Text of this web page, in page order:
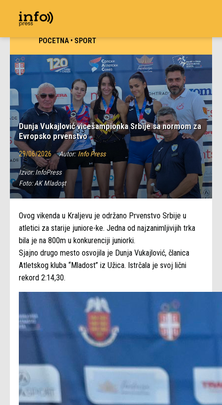
POČETNA•SPORT
Dunja Vukajlović vicešampionka Srbije sa normom za
Evropsko prvenstvo
29/06/2026 Autor: Info Press
Izvor:InfoPress
Foto:AK Mladost
Ovog vikenda u Kraljevu je održano Prvenstvo Srbije u
atletici za starije juniore-ke. Jedna od najzanimljivijih trka
bila je na 800m u konkurenciji juniorki.
Sjajno drugo mesto osvojila je Dunja Vukajlović, članica
Atletskog kluba “Mladost” iz Užica. Istrčala je svoj lični
rekord 2:14,30.